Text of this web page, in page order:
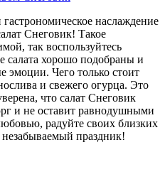
наслаждение
Снеговик! Такое
так воспользуйтесь
салата хорошо подобраны и
эмоции. Чего только стоит
и свежего огурца. Это
что салат Снеговик
и не оставит равнодушными
радуйте своих близких
праздник!